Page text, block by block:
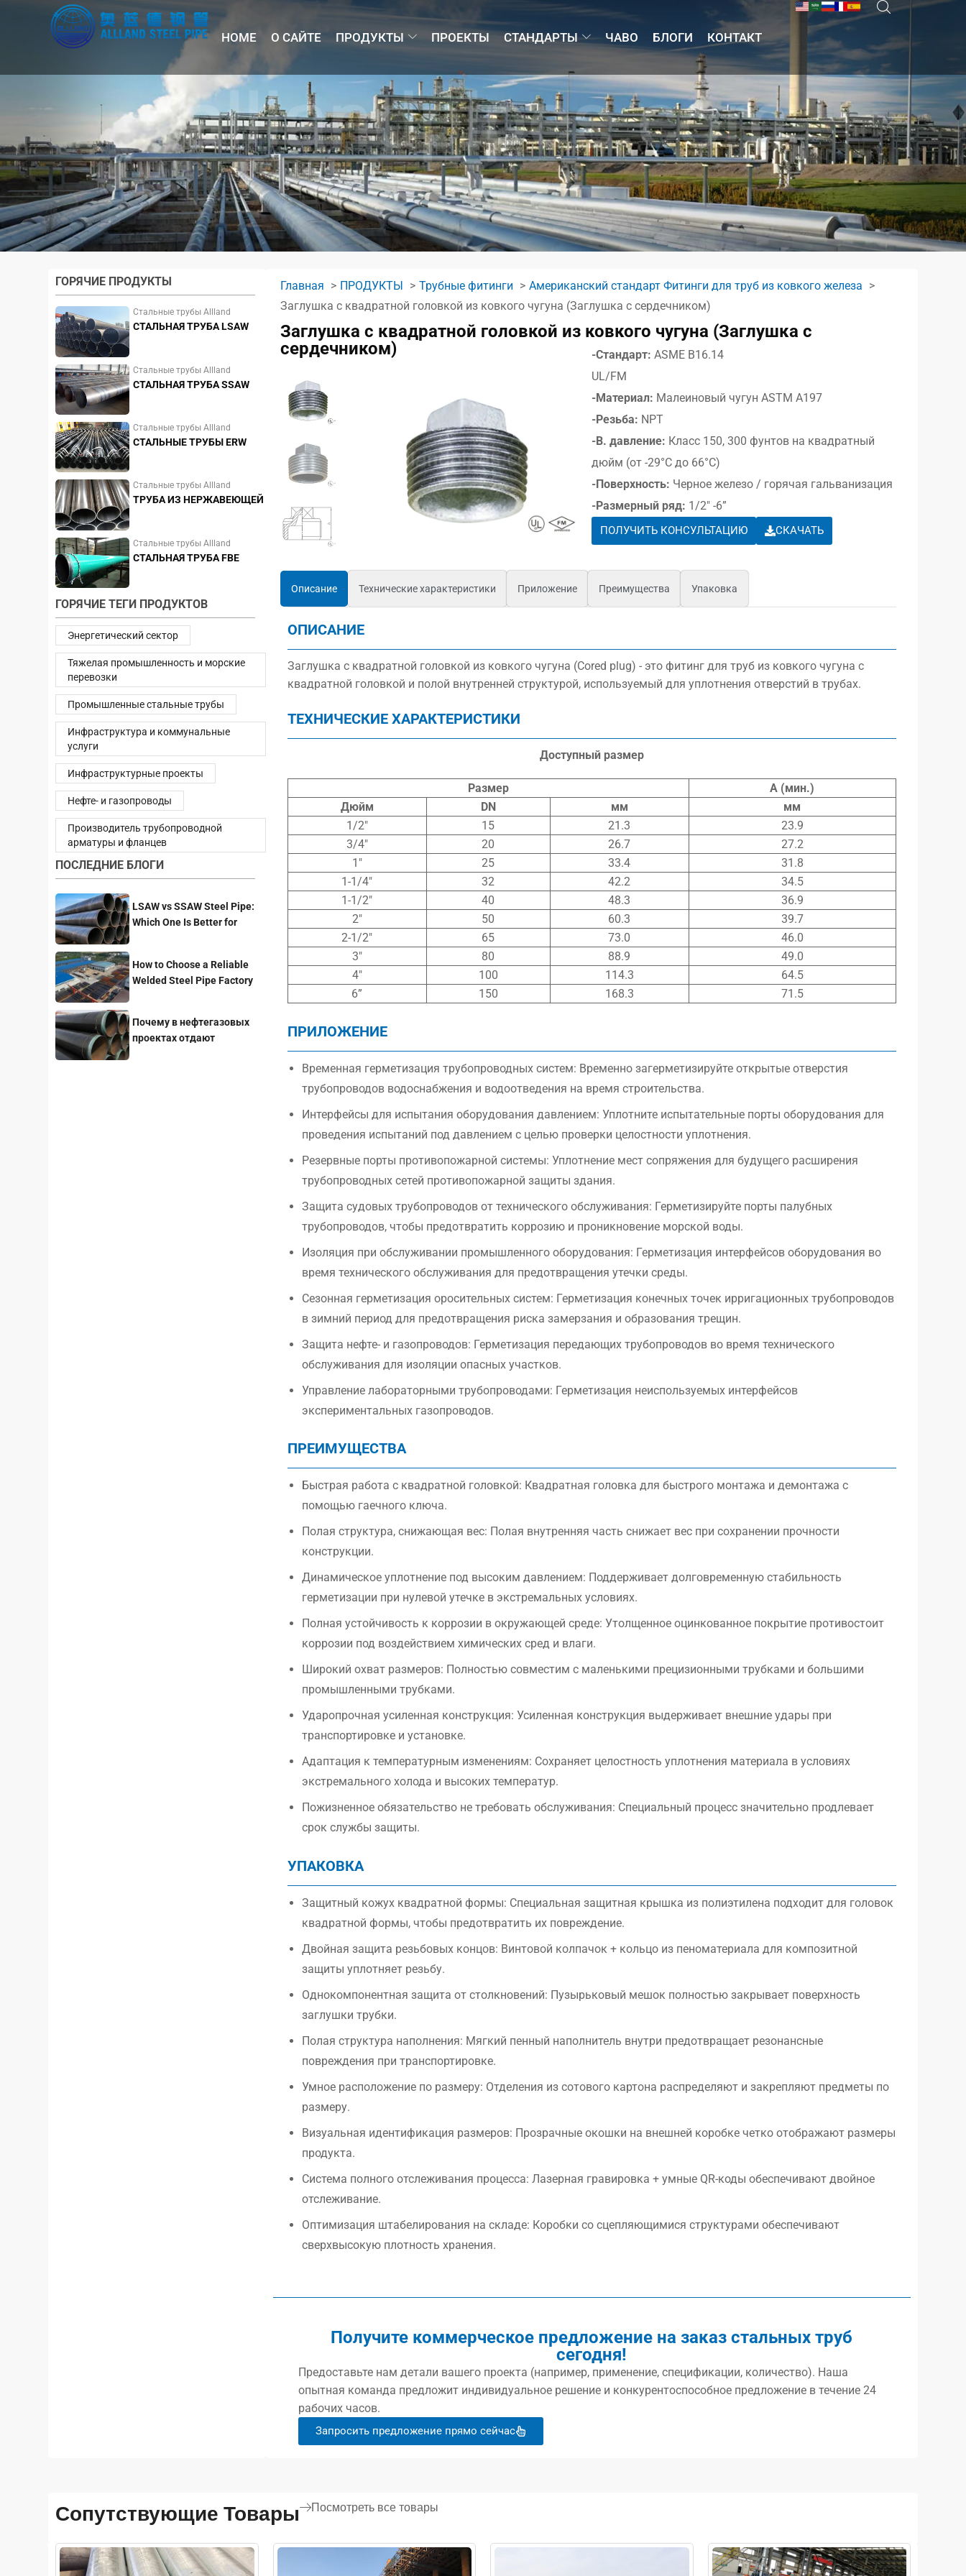
HOME О САЙТЕ ПРОДУКТЫ ПРОЕКТЫ СТАНДАРТЫ ЧАВО БЛОГИ КОНТАКТ
ГОРЯЧИЕ ПРОДУКТЫ
Стальные трубы Allland
СТАЛЬНАЯ ТРУБА LSAW
Стальные трубы Allland
СТАЛЬНАЯ ТРУБА SSAW
Стальные трубы Allland
СТАЛЬНЫЕ ТРУБЫ ERW
Стальные трубы Allland
ТРУБА ИЗ НЕРЖАВЕЮЩЕЙ
Стальные трубы Allland
СТАЛЬНАЯ ТРУБА FBE
ГОРЯЧИЕ ТЕГИ ПРОДУКТОВ
Энергетический сектор
Тяжелая промышленность и морские
перевозки
Промышленные стальные трубы
Инфраструктура и коммунальные
услуги
Инфраструктурные проекты
Нефте- и газопроводы
Производитель трубопроводной
арматуры и фланцев
ПОСЛЕДНИЕ БЛОГИ
LSAW vs SSAW Steel Pipe:
Which One Is Better for
How to Choose a Reliable
Welded Steel Pipe Factory
Почему в нефтегазовых
проектах отдают
Главная ПРОДУКТЫ Трубные фитинги
Американский стандарт Фитинги для труб из ковкого железа
Заглушка с квадратной головкой из ковкого чугуна (Заглушка с сердечником)
Заглушка с квадратной головкой из ковкого чугуна (Заглушка с
сердечником)
-Стандарт: ASME B16.14
UL/FM
-Материал: Малеиновый чугун ASTM A197
-Резьба: NPT
-В. давление: Класс 150, 300 фунтов на квадратный
дюйм (от -29°C до 66°C)
-Поверхность: Черное железо / горячая гальванизация
-Размерный ряд: 1/2″ -6”
ПОЛУЧИТЬ КОНСУЛЬТАЦИЮ СКАЧАТЬ
Описание Технические характеристики Приложение Преимущества Упаковка
ОПИСАНИЕ
Заглушка с квадратной головкой из ковкого чугуна (Cored plug) - это фитинг для труб из ковкого чугуна с
квадратной головкой и полой внутренней структурой, используемый для уплотнения отверстий в трубах.
ТЕХНИЧЕСКИЕ ХАРАКТЕРИСТИКИ
Доступный размер
Размер
A (мин.)
Дюйм
DN мм
мм
1/2″
15 21.3
23.9
3/4″
20 26.7
27.2
1″
25 33.4
31.8
1-1/4″
32 42.2
34.5
1-1/2″
40 48.3
36.9
2″
50 60.3
39.7
2-1/2″
65 73.0
46.0
3″
80 88.9
49.0
4″
100 114.3
64.5
6”
150 168.3 71.5
ПРИЛОЖЕНИЕ
Временная герметизация трубопроводных систем: Временно загерметизируйте открытые отверстия
трубопроводов водоснабжения и водоотведения на время строительства.
Интерфейсы для испытания оборудования давлением: Уплотните испытательные порты оборудования для
проведения испытаний под давлением с целью проверки целостности уплотнения.
Резервные порты противопожарной системы: Уплотнение мест сопряжения для будущего расширения
трубопроводных сетей противопожарной защиты здания.
Защита судовых трубопроводов от технического обслуживания: Герметизируйте порты палубных
трубопроводов, чтобы предотвратить коррозию и проникновение морской воды.
Изоляция при обслуживании промышленного оборудования: Герметизация интерфейсов оборудования во
время технического обслуживания для предотвращения утечки среды.
Сезонная герметизация оросительных систем: Герметизация конечных точек ирригационных трубопроводов
в зимний период для предотвращения риска замерзания и образования трещин.
Защита нефте- и газопроводов: Герметизация передающих трубопроводов во время технического
обслуживания для изоляции опасных участков.
Управление лабораторными трубопроводами: Герметизация неиспользуемых интерфейсов
экспериментальных газопроводов.
ПРЕИМУЩЕСТВА
Быстрая работа с квадратной головкой: Квадратная головка для быстрого монтажа и демонтажа с
помощью гаечного ключа.
Полая структура, снижающая вес: Полая внутренняя часть снижает вес при сохранении прочности
конструкции.
Динамическое уплотнение под высоким давлением: Поддерживает долговременную стабильность
герметизации при нулевой утечке в экстремальных условиях.
Полная устойчивость к коррозии в окружающей среде: Утолщенное оцинкованное покрытие противостоит
коррозии под воздействием химических сред и влаги.
Широкий охват размеров: Полностью совместим с маленькими прецизионными трубками и большими
промышленными трубками.
Ударопрочная усиленная конструкция: Усиленная конструкция выдерживает внешние удары при
транспортировке и установке.
Адаптация к температурным изменениям: Сохраняет целостность уплотнения материала в условиях
экстремального холода и высоких температур.
Пожизненное обязательство не требовать обслуживания: Специальный процесс значительно продлевает
срок службы защиты.
УПАКОВКА
Защитный кожух квадратной формы: Специальная защитная крышка из полиэтилена подходит для головок
квадратной формы, чтобы предотвратить их повреждение.
Двойная защита резьбовых концов: Винтовой колпачок + кольцо из пеноматериала для композитной
защиты уплотняет резьбу.
Однокомпонентная защита от столкновений: Пузырьковый мешок полностью закрывает поверхность
заглушки трубки.
Полая структура наполнения: Мягкий пенный наполнитель внутри предотвращает резонансные
повреждения при транспортировке.
Умное расположение по размеру: Отделения из сотового картона распределяют и закрепляют предметы по
размеру.
Визуальная идентификация размеров: Прозрачные окошки на внешней коробке четко отображают размеры
продукта.
Система полного отслеживания процесса: Лазерная гравировка + умные QR-коды обеспечивают двойное
отслеживание.
Оптимизация штабелирования на складе: Коробки со сцепляющимися структурами обеспечивают
сверхвысокую плотность хранения.
Получите коммерческое предложение на заказ стальных труб
сегодня!
Предоставьте нам детали вашего проекта (например, применение, спецификации, количество). Наша
опытная команда предложит индивидуальное решение и конкурентоспособное предложение в течение 24
рабочих часов.
Запросить предложение прямо сейчас
Сопутствующие Товары Посмотреть все товары